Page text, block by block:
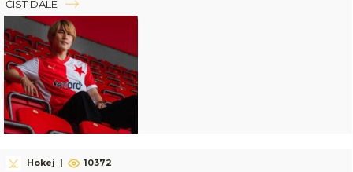
ČÍST DÁLE
Hokej | 10372